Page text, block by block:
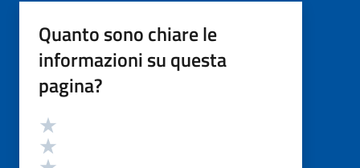
Quanto sono chiare le
informazioni su questa
pagina?
Valutazione